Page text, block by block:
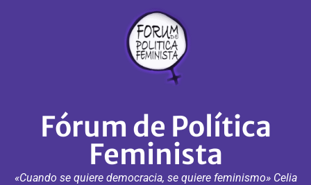
Fórum de Política
Feminista
«Cuando se quiere democracia, se quiere feminismo» Celia